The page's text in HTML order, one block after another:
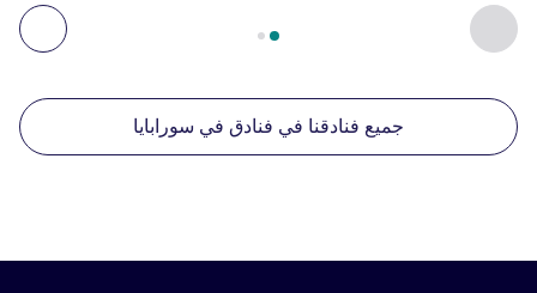
السابق - منشآتنا الأخرى القريبة
الصفحة
جميع فنادقنا في فنادق في سورابايا